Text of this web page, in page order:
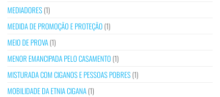
MEDIADORES(1)
MEDIDA DE PROMOÇÃO E PROTEÇÃO (1)
MEIO DE PROVA(1)
MENOR EMANCIPADA PELO CASAMENTO (1)
MISTURADA COM CIGANOS E PESSOAS POBRES(1)
MOBILIDADE DA ETNIA CIGANA(1)